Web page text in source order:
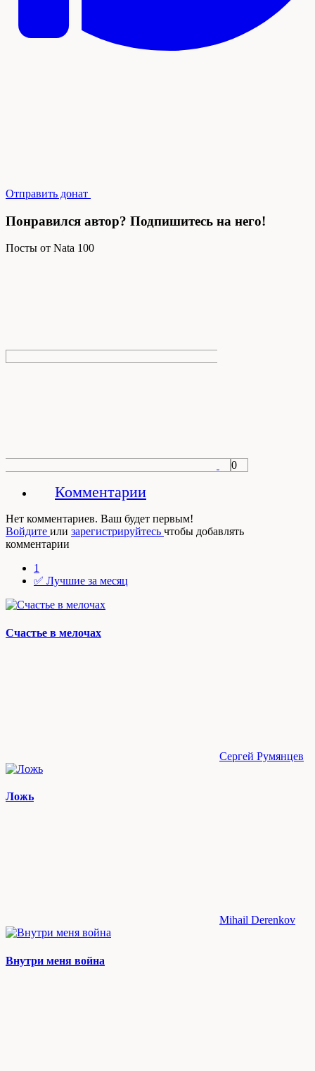
Отправить донат
Понравился автор? Подпишитесь на него!
Посты от Nata 100
0
Комментарии
Нет комментариев. Ваш будет первым!
Войдите или зарегистрируйтесь чтобы добавлять
комментарии
1
✅ Лучшие за месяц
Счастье в мелочах
Сергей Румянцев
Ложь
Mihail Derenkov
Внутри меня война